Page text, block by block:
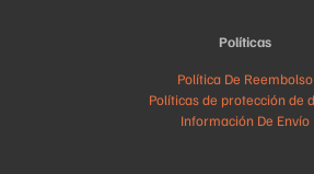
Políticas
Política De Reembolso
Políticas de protección de
Información De Envío